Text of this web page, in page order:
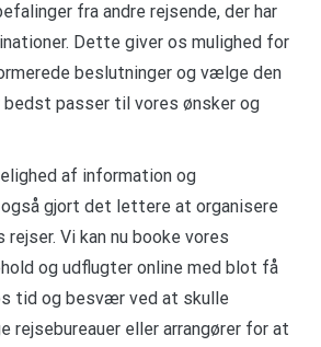
fra andre rejsende, der har
Dette giver os mulighed for
beslutninger og vælge den
bedst passer til vores ønsker og
af information og
også gjort det lettere at organisere
Vi kan nu booke vores
og udflugter online med blot få
tid og besvær ved at skulle
rejsebureauer eller arrangører for at